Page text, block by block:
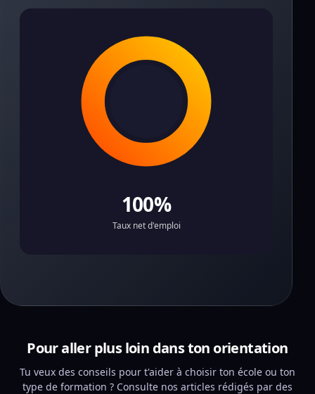
100%
Taux net d'emploi
Pour aller plus loin dans ton orientation
Tu veux des conseils pour t'aider à choisir ton école ou ton
type de formation ? Consulte nos articles rédigés par des